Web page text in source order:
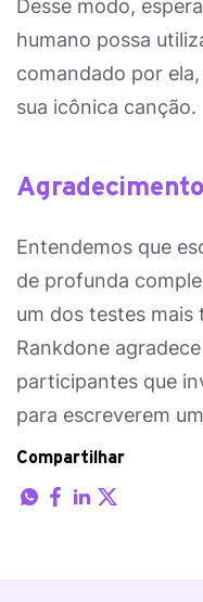
Desse modo,
humano possa
comandado por
sua icônica canção.
Entendemos que
de profunda
um dos testes mais
Rankdone
participantes que
para escreverem
Compartilhar